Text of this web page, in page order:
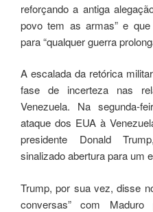
reforçando a antiga
povo tem as armas” e
para “qualquer guerra
A escalada da retórica
fase de incerteza nas
Venezuela. Na segunda-
ataque dos EUA à
presidente Donald
sinalizado abertura para um
Trump, por sua vez, disse
conversas” com Maduro